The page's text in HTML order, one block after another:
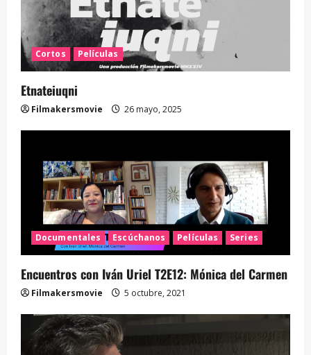
Cortos Películas
Etnateiuqni
Filmakersmovie 26 mayo, 2025
Documentales Escúchanos Películas Series
Encuentros con Iván Uriel T2E12: Mónica del Carmen
Filmakersmovie 5 octubre, 2021